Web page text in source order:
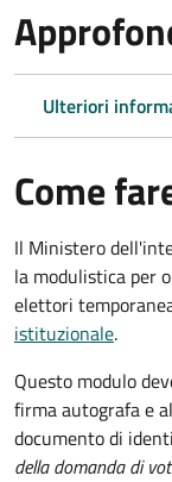
Ulteriori
Come
Il Ministero
la modulistica per
elettori
istituzionale.
Questo modulo
firma autografa e
documento di
della domanda di